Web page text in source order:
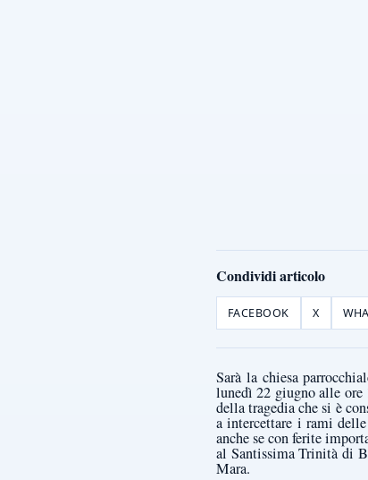
Condividi articolo
FACEBOOK X
Sarà la chiesa
lunedì 22 giugno alle
della tragedia che si è
a intercettare i rami
anche se con ferite
al Santissima Trinità di
Mara.